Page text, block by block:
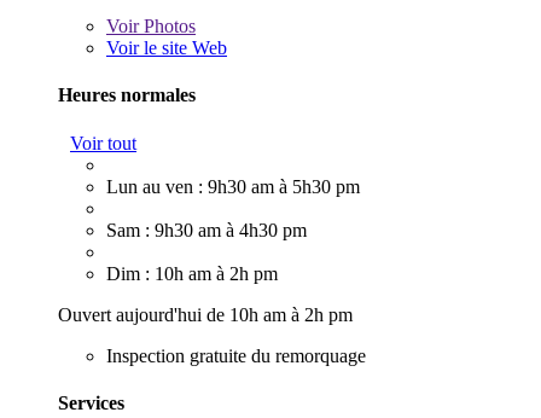
VoirPhotos
Voir le site Web
Heures normales
Voir tout
Lun au ven : 9h30 am à 5h30 pm
Sam : 9h30 am à 4h30 pm
Dim : 10h am à 2h pm
Ouvert aujourd'hui de 10h am à 2h pm
Inspection gratuite du remorquage
Services